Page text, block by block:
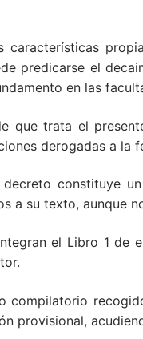
características
predicarse el
en las
que trata el
derogadas a la
constituye
a su texto, aunque
el Libro 1 de
compilatorio
provisional,